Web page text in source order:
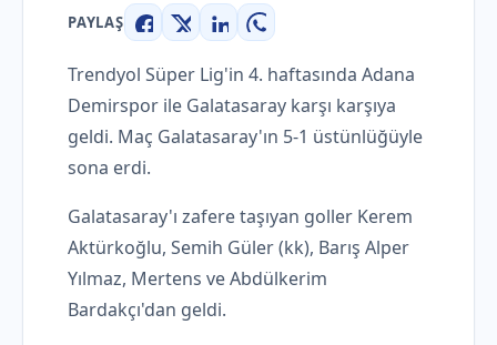
PAYLAŞ
Facebook
X LinkedInWhatsApp
Trendyol Süper Lig'in 4. haftasında Adana
Demirspor ile Galatasaray karşı karşıya
geldi. Maç Galatasaray'ın 5-1 üstünlüğüyle
sona erdi.
Galatasaray'ı zafere taşıyan goller Kerem
Aktürkoğlu, Semih Güler (kk), Barış Alper
Yılmaz, Mertens ve Abdülkerim
Bardakçı'dan geldi.